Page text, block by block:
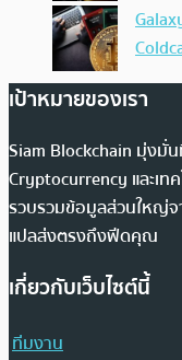
เป้าหมายของเรา
Siam Blockchain มุ่งมั่
Cryptocurrency และเท
รวบรวมข้อมูลส่วนใหญ่จ
แปลส่งตรงถึงฟีดคุณ
เกี่ยวกับเว็บไซต์นี้
ทีมงาน